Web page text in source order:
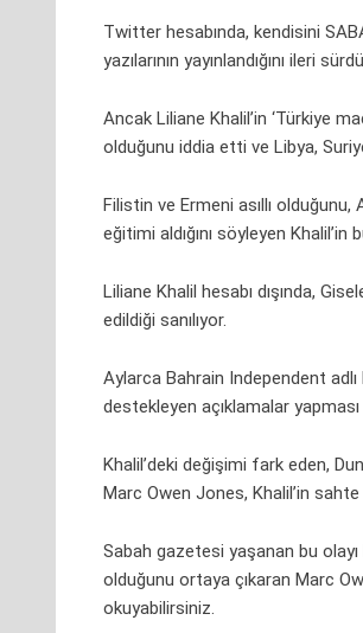
Twitter hesabında, kendisini
yazılarının yayınlandığını ileri
Ancak Liliane Khalil’in ‘Türkiye
olduğunu iddia etti ve Libya,
Filistin ve Ermeni asıllı olduğunu,
eğitimi aldığını söyleyen
Liliane Khalil hesabı dışında,
edildiği sanılıyor.
Aylarca Bahrain Independent
destekleyen açıklamalar yapması
Khalil’deki değişimi fark eden,
Marc Owen Jones, Khalil’in
Sabah gazetesi yaşanan bu
olduğunu ortaya çıkaran Marc
okuyabilirsiniz.